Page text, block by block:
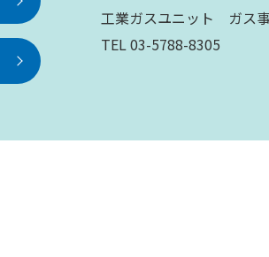
工業ガスユニット ガス
TEL 03-5788-8305